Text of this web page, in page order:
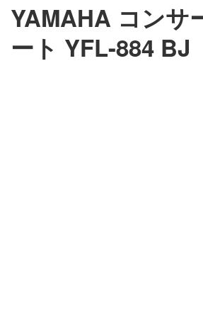
YAMAHA コンサ
ート YFL-884 BJ